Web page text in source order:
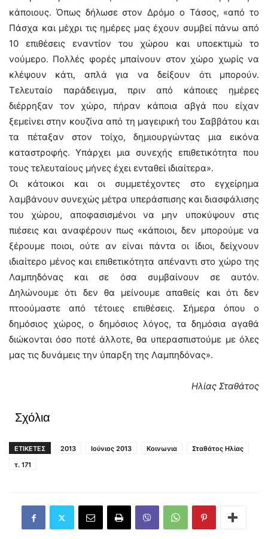
κάποιους. Όπως δήλωσε στον Δρόμο ο Τάσος, «από το
Πάσχα και μέχρι τις ημέρες μας έχουν συμβεί πάνω από
10 επιθέσεις εναντίον του χώρου και υποεκτιμώ το
νούμερο. Πολλές φορές μπαίνουν στον χώρο χωρίς να
κλέψουν κάτι, απλά για να δείξουν ότι μπορούν.
Τελευταίο παράδειγμα, πριν από κάποιες ημέρες
διέρρηξαν τον χώρο, πήραν κάποια αβγά που είχαν
ξεμείνει στην κουζίνα από τη μαγειρική του Σαββάτου και
τα πέταξαν στον τοίχο, δημιουργώντας μια εικόνα
καταστροφής. Υπάρχει μια συνεχής επιθετικότητα που
τους τελευταίους μήνες έχει ενταθεί ιδιαίτερα».
Οι κάτοικοι και οι συμμετέχοντες στο εγχείρημα
λαμβάνουν συνεχώς μέτρα υπεράσπισης και διασφάλισης
του χώρου, αποφασισμένοι να μην υποκύψουν στις
πιέσεις και αναφέρουν πως «κάποιοι, δεν μπορούμε να
ξέρουμε ποιοι, ούτε αν είναι πάντα οι ίδιοι, δείχνουν
ιδιαίτερο μένος και επιθετικότητα απέναντι στο χώρο της
Λαμπηδόνας και σε όσα συμβαίνουν σε αυτόν.
Δηλώνουμε ότι δεν θα μείνουμε απαθείς και ότι δεν
πτοούμαστε από τέτοιες επιθέσεις. Σήμερα όπου ο
δημόσιος χώρος, ο δημόσιος λόγος, τα δημόσια αγαθά
διώκονται όσο ποτέ άλλοτε, θα υπερασπιστούμε με όλες
μας τις δυνάμεις την ύπαρξη της Λαμπηδόνας».
Ηλίας Σταθάτος
Σχόλια
ΕΤΙΚΕΤΕΣ 2013 Ιούνιος 2013 Κοινωνια
Σταθάτος Ηλίας
τ. 171